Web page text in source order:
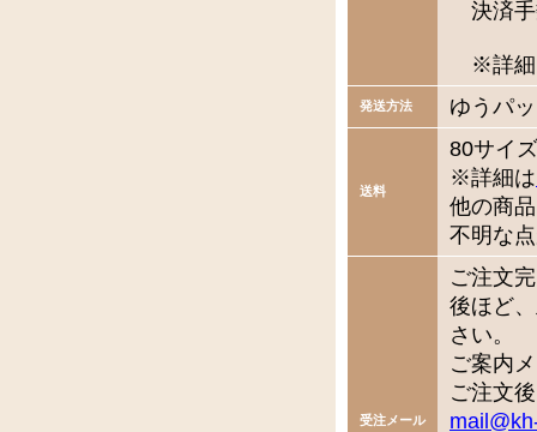
決済手
※詳細
発送方法 ゆうパ
送料
80サイズ
※詳細は
他の商
不明な
受注メール
ご注文
後ほど
さい。
ご案内
ご注文